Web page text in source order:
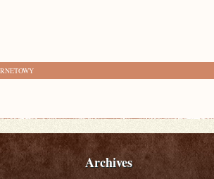
Archives